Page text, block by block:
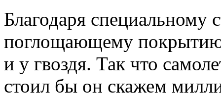
Благодаря специальному
поглощающему
и у гвоздя. Так что
стоил бы он скажем